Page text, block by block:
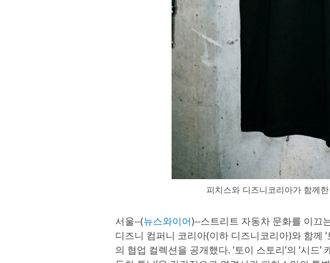
피치스와 디즈니코리아가 함께한
서울--(뉴스와이어)--스트리트 자동차 문화를 이끄
디즈니 컴퍼니 코리아(이하 디즈니코리아)와 함께
의 협업 컬렉션을 공개했다. ‘토이 스토리’의 ‘시드